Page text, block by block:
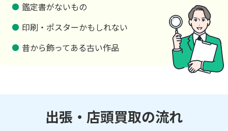
鑑定書がないもの
印刷・ポスターかもしれない
昔から飾ってある古い作品
出張・店頭買取の流れ